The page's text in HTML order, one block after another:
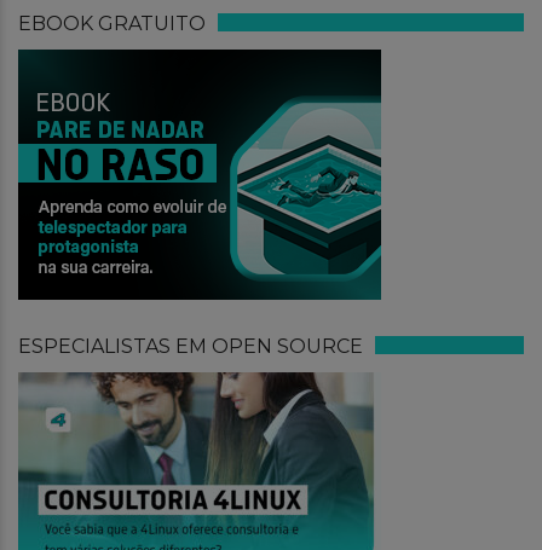
EBOOK GRATUITO
ESPECIALISTAS EM OPEN SOURCE